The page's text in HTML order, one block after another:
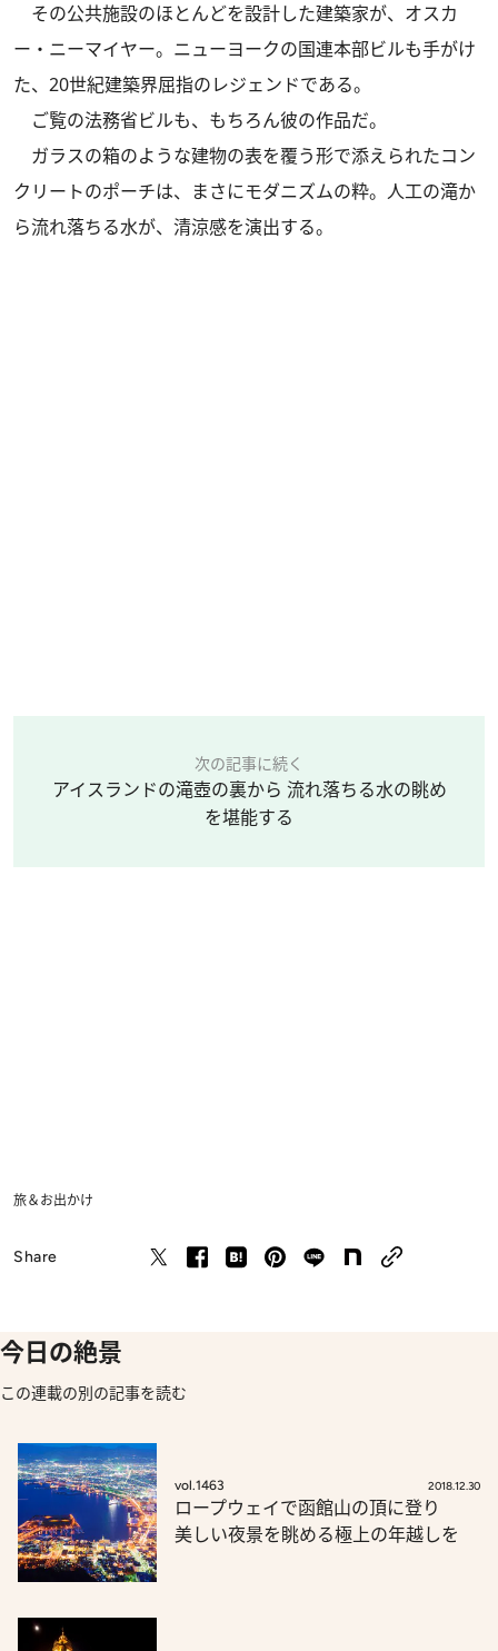
その公共施設のほとんどを設計した建築家が、オスカ
ー・ニーマイヤー。ニューヨークの国連本部ビルも手がけ
た、20世紀建築界屈指のレジェンドである。
ご覧の法務省ビルも、もちろん彼の作品だ。
ガラスの箱のような建物の表を覆う形で添えられたコン
クリートのポーチは、まさにモダニズムの粋。人工の滝か
ら流れ落ちる水が、清涼感を演出する。
次の記事に続く
アイスランドの滝壺の裏から 流れ落ちる水の眺め
を堪能する
旅＆お出かけ
Share
今日の絶景
この連載の別の記事を読む
vol.1463 2018.12.30
ロープウェイで函館山の頂に登り
美しい夜景を眺める極上の年越しを